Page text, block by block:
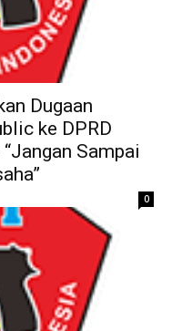
Dugaan
ke DPRD
Sampai
0